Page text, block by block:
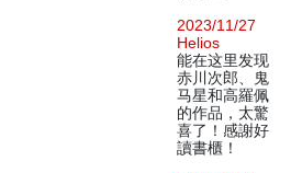
2023/11/27
Helios
能在这里发现
赤川次郎、鬼
马星和高羅佩
的作品，太驚
喜了！感謝好
讀書櫃！